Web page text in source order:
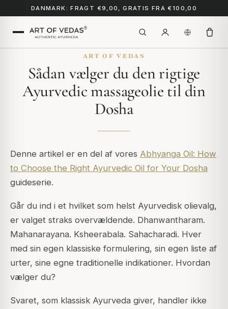
DANMARK: FRAGT €9,00, GRATIS FRA €100,00
ART OF VEDAS
Sådan vælger du den rigtige
Ayurvedic massageolie til din
Dosha
Denne artikel er en del af vores Abhyanga Oil: How
to Choose the Right Ayurvedic Oil for Your Dosha
guideserie.
Går du ind i et hvilket som helst Ayurvedisk olievalg,
er valget straks overvældende. Dhanwantharam.
Mahanarayana. Ksheerabala. Sahacharadi. Hver
med sin egen klassiske formulering, sin egen liste af
urter, sine egne traditionelle indikationer. Hvordan
vælger du?
Svaret, som klassisk Ayurveda giver, handler ikke